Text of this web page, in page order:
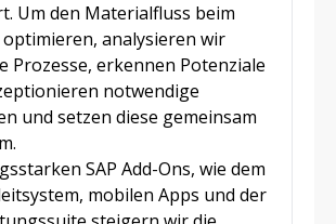
Um den Materialfluss beim
optimieren, analysieren wir
Prozesse, erkennen Potenziale
notwendige
und setzen diese gemeinsam
SAP Add-Ons, wie dem
mobilen Apps und der